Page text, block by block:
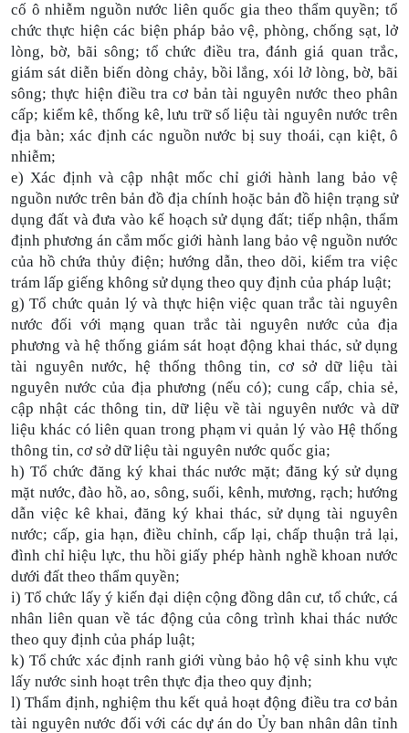
cố ô nhiễm nguồn nước liên quốc gia theo thẩm quyền; tổ
chức thực hiện các biện pháp bảo vệ, phòng, chống sạt, lở
lòng, bờ, bãi sông; tổ chức điều tra, đánh giá quan trắc,
giám sát diễn biến dòng chảy, bồi lắng, xói lở lòng, bờ, bãi
sông; thực hiện điều tra cơ bản tài nguyên nước theo phân
cấp; kiểm kê, thống kê, lưu trữ số liệu tài nguyên nước trên
địa bàn; xác định các nguồn nước bị suy thoái, cạn kiệt, ô
nhiễm;
e) Xác định và cập nhật mốc chỉ giới hành lang bảo vệ
nguồn nước trên bản đồ địa chính hoặc bản đồ hiện trạng sử
dụng đất và đưa vào kế hoạch sử dụng đất; tiếp nhận, thẩm
định phương án cắm mốc giới hành lang bảo vệ nguồn nước
của hồ chứa thủy điện; hướng dẫn, theo dõi, kiểm tra việc
trám lấp giếng không sử dụng theo quy định của pháp luật;
g) Tổ chức quản lý và thực hiện việc quan trắc tài nguyên
nước đối với mạng quan trắc tài nguyên nước của địa
phương và hệ thống giám sát hoạt động khai thác, sử dụng
tài nguyên nước, hệ thống thông tin, cơ sở dữ liệu tài
nguyên nước của địa phương (nếu có); cung cấp, chia sẻ,
cập nhật các thông tin, dữ liệu về tài nguyên nước và dữ
liệu khác có liên quan trong phạm vi quản lý vào Hệ thống
thông tin, cơ sở dữ liệu tài nguyên nước quốc gia;
h) Tổ chức đăng ký khai thác nước mặt; đăng ký sử dụng
mặt nước, đào hồ, ao, sông, suối, kênh, mương, rạch; hướng
dẫn việc kê khai, đăng ký khai thác, sử dụng tài nguyên
nước; cấp, gia hạn, điều chỉnh, cấp lại, chấp thuận trả lại,
đình chỉ hiệu lực, thu hồi giấy phép hành nghề khoan nước
dưới đất theo thẩm quyền;
i) Tổ chức lấy ý kiến đại diện cộng đồng dân cư, tổ chức, cá
nhân liên quan về tác động của công trình khai thác nước
theo quy định của pháp luật;
k) Tổ chức xác định ranh giới vùng bảo hộ vệ sinh khu vực
lấy nước sinh hoạt trên thực địa theo quy định;
l) Thẩm định, nghiệm thu kết quả hoạt động điều tra cơ bản
tài nguyên nước đối với các dự án do Ủy ban nhân dân tỉnh